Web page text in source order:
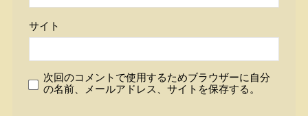
サイト
次回のコメントで使用するためブラウザーに自分
の名前、メールアドレス、サイトを保存する。